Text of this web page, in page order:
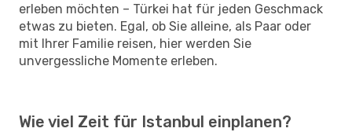
erleben möchten – Türkei hat für jeden Geschmack
etwas zu bieten. Egal, ob Sie alleine, als Paar oder
mit Ihrer Familie reisen, hier werden Sie
unvergessliche Momente erleben.
Wie viel Zeit für Istanbul einplanen?